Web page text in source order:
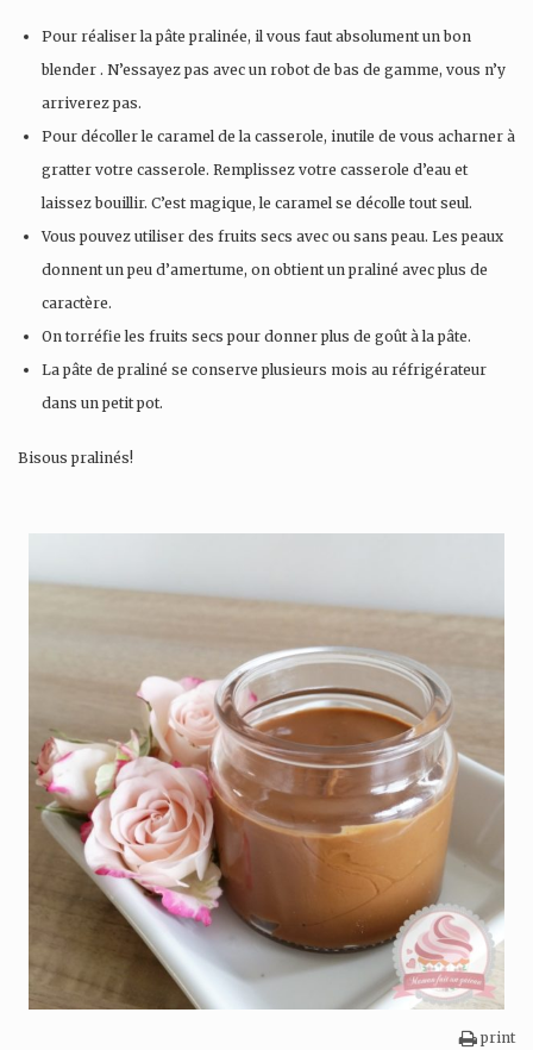
Pour réaliser la pâte pralinée, il vous faut absolument un bon
blender . N’essayez pas avec un robot de bas de gamme, vous n’y
arriverez pas.
Pour décoller le caramel de la casserole, inutile de vous acharner à
gratter votre casserole. Remplissez votre casserole d’eau et
laissez bouillir. C’est magique, le caramel se décolle tout seul.
Vous pouvez utiliser des fruits secs avec ou sans peau. Les peaux
donnent un peu d’amertume, on obtient un praliné avec plus de
caractère.
On torréfie les fruits secs pour donner plus de goût à la pâte.
La pâte de praliné se conserve plusieurs mois au réfrigérateur
dans un petit pot.
Bisous pralinés!
print